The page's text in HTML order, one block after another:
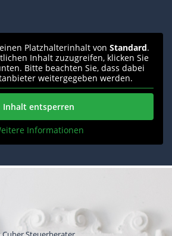
Platzhalterinhalt von Standard.
Inhalt zuzugreifen, klicken Sie
Bitte beachten Sie, dass dabei
weitergegeben werden.
Inhalt entsperren
Informationen